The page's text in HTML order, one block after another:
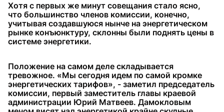
Хотя с первых же минут совещания стало ясно,
что большинство членов комиссии, конечно,
учитывая создавшуюся нынче на энергетическом
рынке конъюнктуру, склонны были поднять цены в
системе энергетики.
Положение на самом деле складывается
тревожное. «Мы сегодня идем по самой кромке
энергетических тарифов», - заметил председатель
комиссии, первый заместитель главы краевой
администрации Юрий Матвеев. Дамокловым